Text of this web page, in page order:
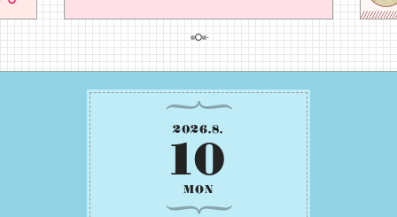
2026.8.
10
MON